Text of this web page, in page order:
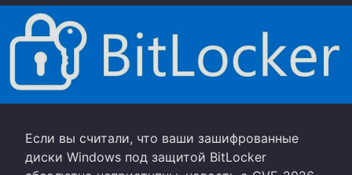
Если вы считали, что ваши зашифрованные
диски Windows под защитой BitLocker